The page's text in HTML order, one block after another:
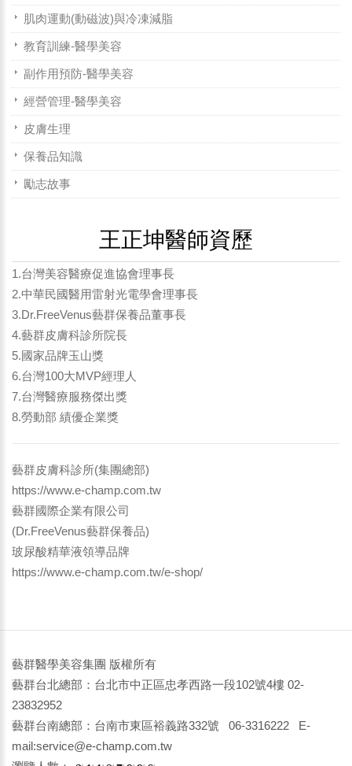
肌肉運動(動磁波)與冷凍減脂
教育訓練-醫學美容
副作用預防-醫學美容
經營管理-醫學美容
皮膚生理
保養品知識
勵志故事
王正坤醫師資歷
1.台灣美容醫療促進協會理事長
2.中華民國醫用雷射光電學會理事長
3.Dr.FreeVenus藝群保養品董事長
4.藝群皮膚科診所院長
5.國家品牌玉山獎
6.台灣100大MVP經理人
7.台灣醫療服務傑出獎
8.勞動部 績優企業獎
藝群皮膚科診所(集團總部)
https://www.e-champ.com.tw
藝群國際企業有限公司
(Dr.FreeVenus藝群保養品)
玻尿酸精華液領導品牌
https://www.e-champ.com.tw/e-shop/
藝群醫學美容集團 版權所有
藝群台北總部：台北市中正區忠孝西路一段102號4樓 02-
23832952
藝群台南總部：台南市東區裕義路332號 06-3316222 E-
mail:service@e-champ.com.tw